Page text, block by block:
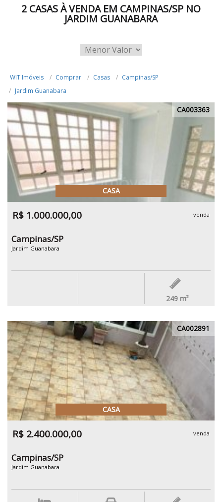
2 CASAS À VENDA EM CAMPINAS/SP NO
JARDIM GUANABARA
WIT Imóveis Comprar Casas
Campinas/SP
Jardim Guanabara
CA003363
CASA
R$ 1.000.000,00 venda
Campinas/SP
Jardim Guanabara
249 m²
CA002891
CASA
R$ 2.400.000,00 venda
Campinas/SP
Jardim Guanabara